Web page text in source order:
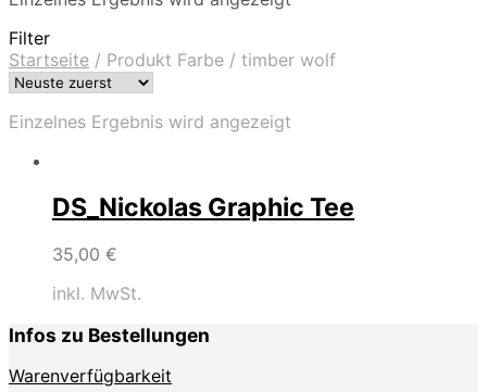
Filter
Startseite / Produkt Farbe / timber wolf
Einzelnes Ergebnis wird angezeigt
DS_Nickolas Graphic Tee
35,00 €
inkl. MwSt.
Infos zu Bestellungen
Warenverfügbarkeit